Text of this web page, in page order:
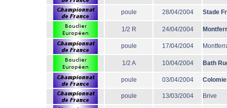
poule 28/04/2004 Stade
1/2 R 24/04/2004
poule 17/04/2004
1/2 A 10/04/2004 Bath
poule 03/04/2004
poule 13/03/2004 Brive